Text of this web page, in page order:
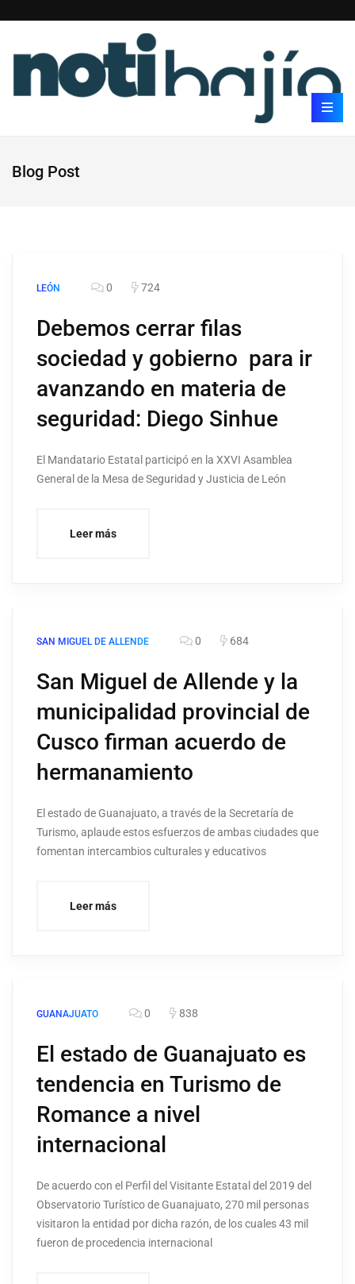
Blog Post
LEÓN 0 724
Debemos cerrar filas
sociedad y gobierno para ir
avanzando en materia de
seguridad: Diego Sinhue
El Mandatario Estatal participó en la XXVI Asamblea
General de la Mesa de Seguridad y Justicia de León
Leer más
SAN MIGUEL DE ALLENDE 0 684
San Miguel de Allende y la
municipalidad provincial de
Cusco firman acuerdo de
hermanamiento
El estado de Guanajuato, a través de la Secretaría de
Turismo, aplaude estos esfuerzos de ambas ciudades que
fomentan intercambios culturales y educativos
Leer más
GUANAJUATO 0 838
El estado de Guanajuato es
tendencia en Turismo de
Romance a nivel
internacional
De acuerdo con el Perfil del Visitante Estatal del 2019 del
Observatorio Turístico de Guanajuato, 270 mil personas
visitaron la entidad por dicha razón, de los cuales 43 mil
fueron de procedencia internacional